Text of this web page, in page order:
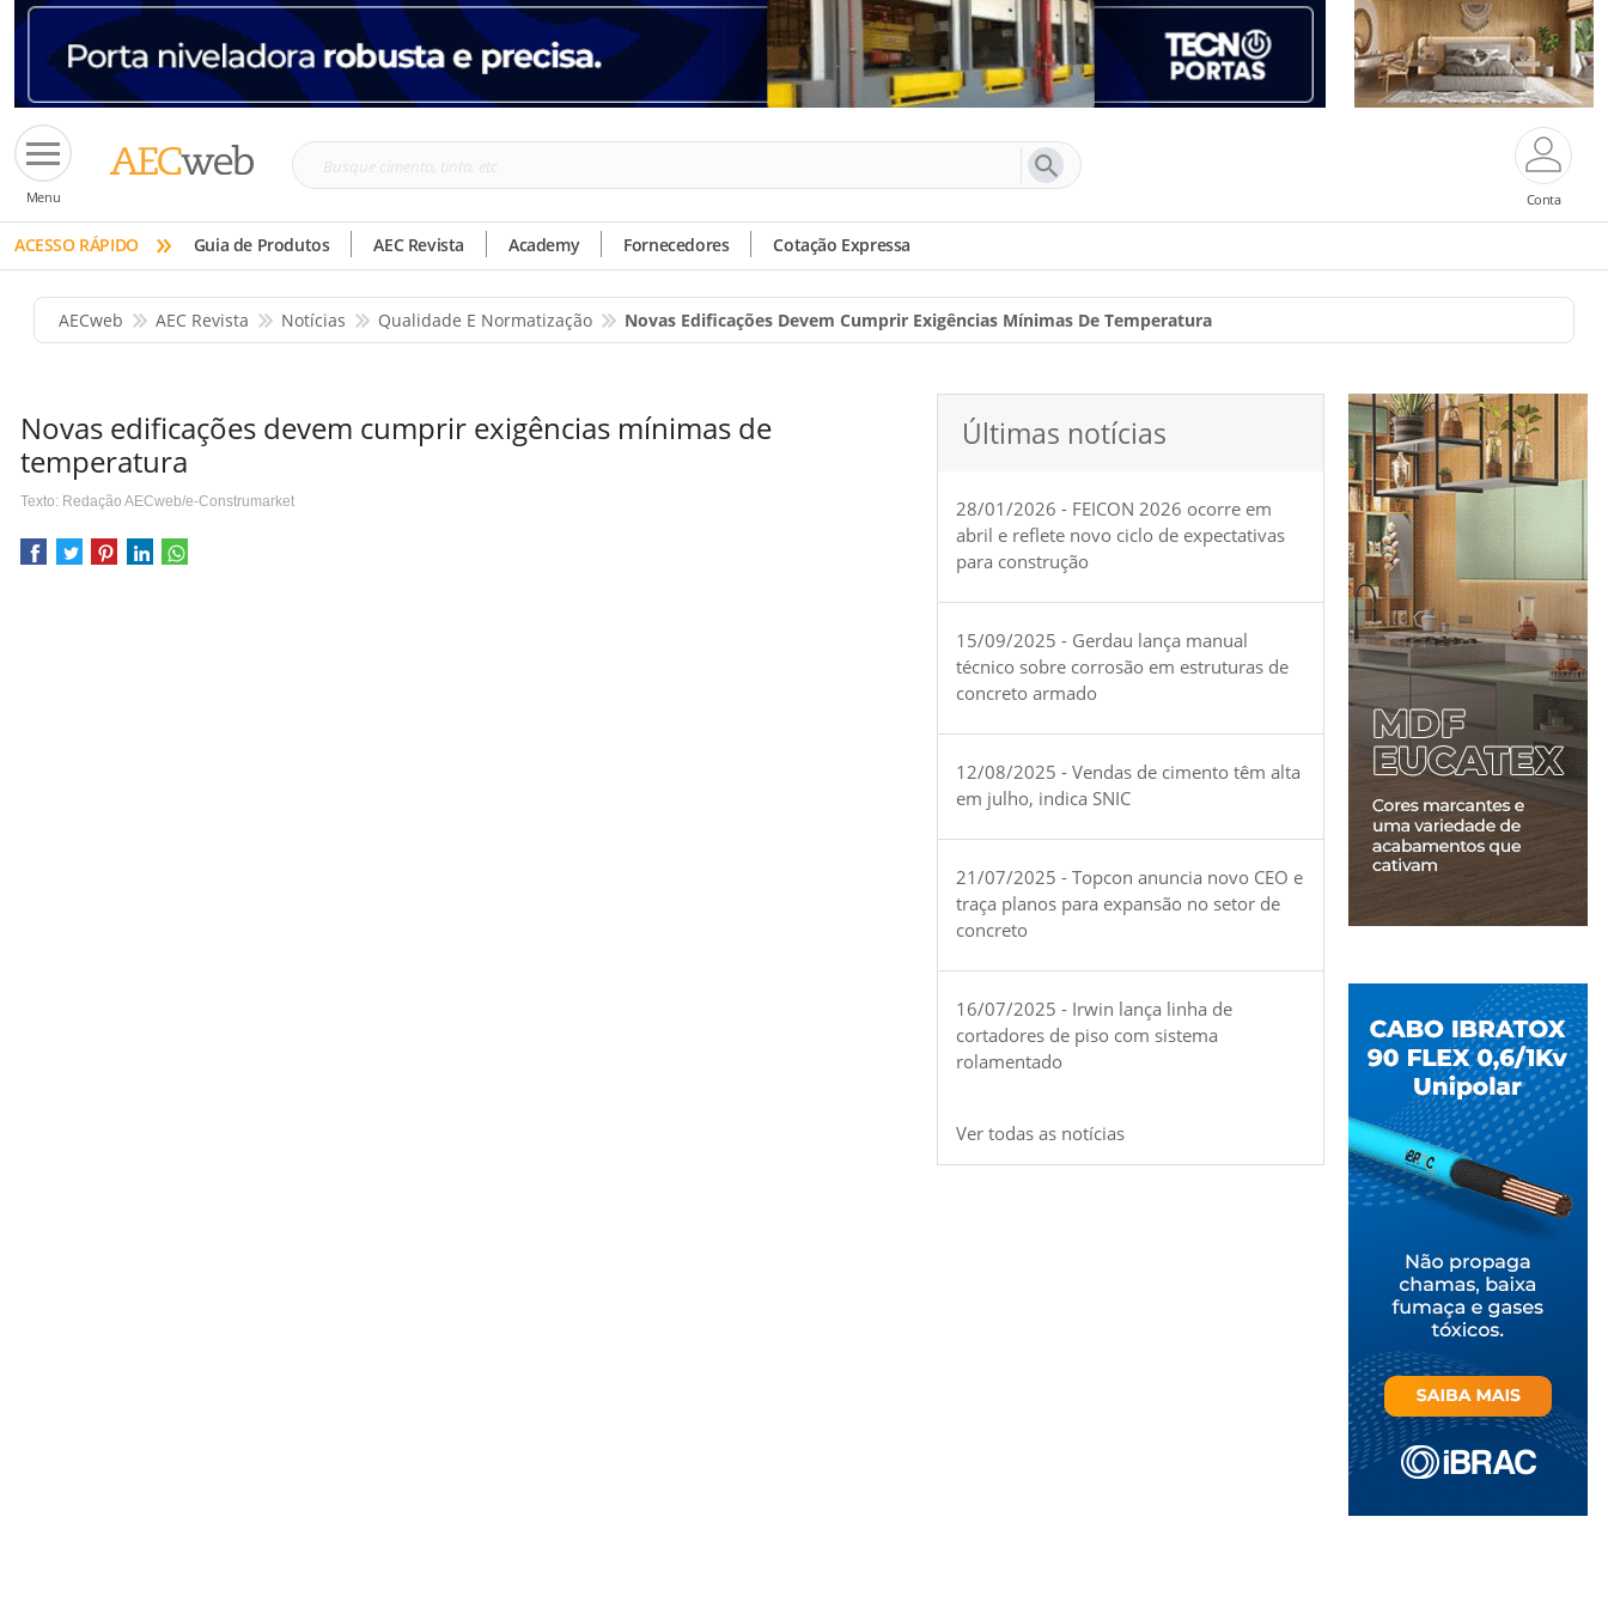
Menu
Busque
tinta,
etc
Conta
ACESSO RÁPIDO » Guia de Produtos AEC Revista Academy Fornecedores Cotação Expressa
AECweb AEC Revista Notícias Qualidade E Normatização Novas Edificações Devem Cumprir Exigências Mínimas De Temperatura
Novas edificações devem cumprir exigências mínimas de
temperatura
Texto: Redação AECweb/e-Construmarket
Últimas notícias
28/01/2026 - FEICON 2026 ocorre em
abril e reflete novo ciclo de expectativas
para construção
15/09/2025 - Gerdau lança manual
técnico sobre corrosão em estruturas de
concreto armado
12/08/2025 - Vendas de cimento têm alta
em julho, indica SNIC
21/07/2025 - Topcon anuncia novo CEO e
traça planos para expansão no setor de
concreto
16/07/2025 - Irwin lança linha de
cortadores de piso com sistema
rolamentado
Ver todas as notícias